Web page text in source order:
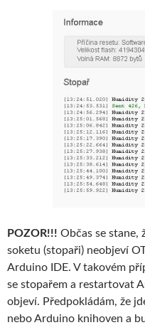
POZOR!!! Občas se stane,
soketu (stopaři) neobjeví
Arduino IDE. V takovém
se stopařem a restartovat
objeví. Předpokládám, že
nebo Arduino knihoven a